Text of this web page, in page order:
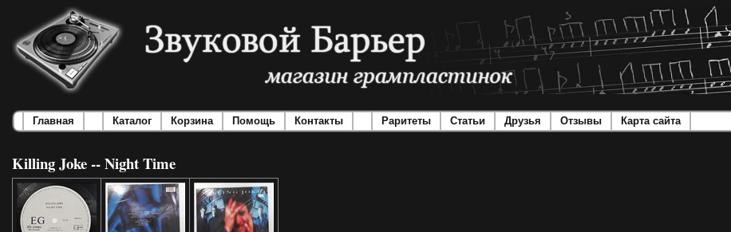
Главная Каталог Корзина Помощь Контакты Раритеты Статьи Друзья Отзывы Карта сайта
Killing Joke -- Night Time